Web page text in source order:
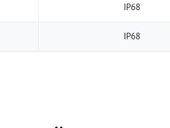
IP68
IP68